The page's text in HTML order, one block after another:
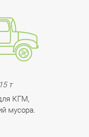
т
КГМ,
мусора.